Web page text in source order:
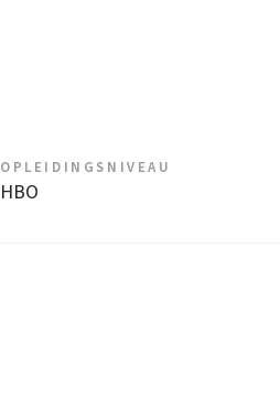
OPLEIDINGSNIVEAU
HBO